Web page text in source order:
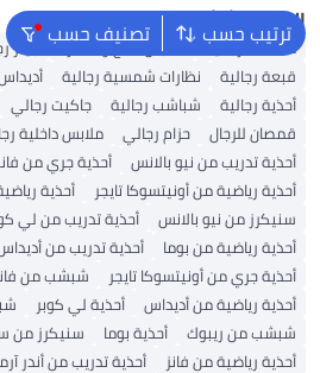
ترتيب حسب تصنيف حسب البحث الشائع
محفظة رجالية ملابس الحج والعمرة جينز
قبعة رجالية
نظارات شمسية رجالية
أحذية رجالية
شباشب رجالية جاكيت رجالي
قمصان للرجال
حزام رجالي
ملابس داخلية
أحذية تدريب من نيو بالانس
أحذية جري من
أحذية رياضية من أونيتسوكا تايجر
أحذية
سنيكرز من نيو بالانس
أحذية تدريب من لي
أحذية رياضية من بوما
أحذية تدريب من
أحذية جري من أونيتسوكا تايجر
شبشب من
أحذية رياضية من أديداس
أحذية لي كوبر
شبشب من ريبوك
أحذية بوما
سنيكرز من
أحذية رياضية من فانز
أحذية تدريب من أندر